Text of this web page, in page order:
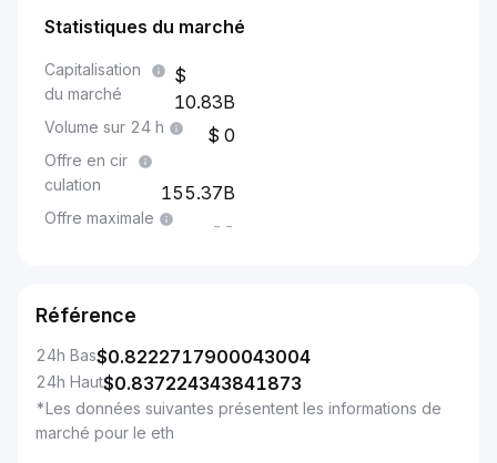
Statistiques du marché
Capitalisation
du marché
10.83B
Volume sur 24 h 0
Offre en cir
culation
155.37B
Offre maximale --
Référence
24h Bas$0.8222717900043004
24h Haut$0.837224343841873
*Les données suivantes présentent les informations de
marché pour le eth